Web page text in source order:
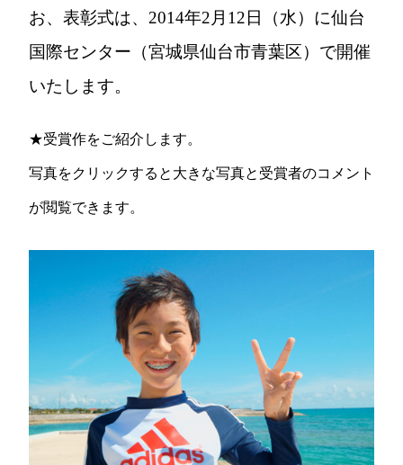
お、表彰式は、2014年2月12日（水）に仙台
国際センター（宮城県仙台市青葉区）で開催
いたします。
★受賞作をご紹介します。
写真をクリックすると大きな写真と受賞者のコメント
が閲覧できます。